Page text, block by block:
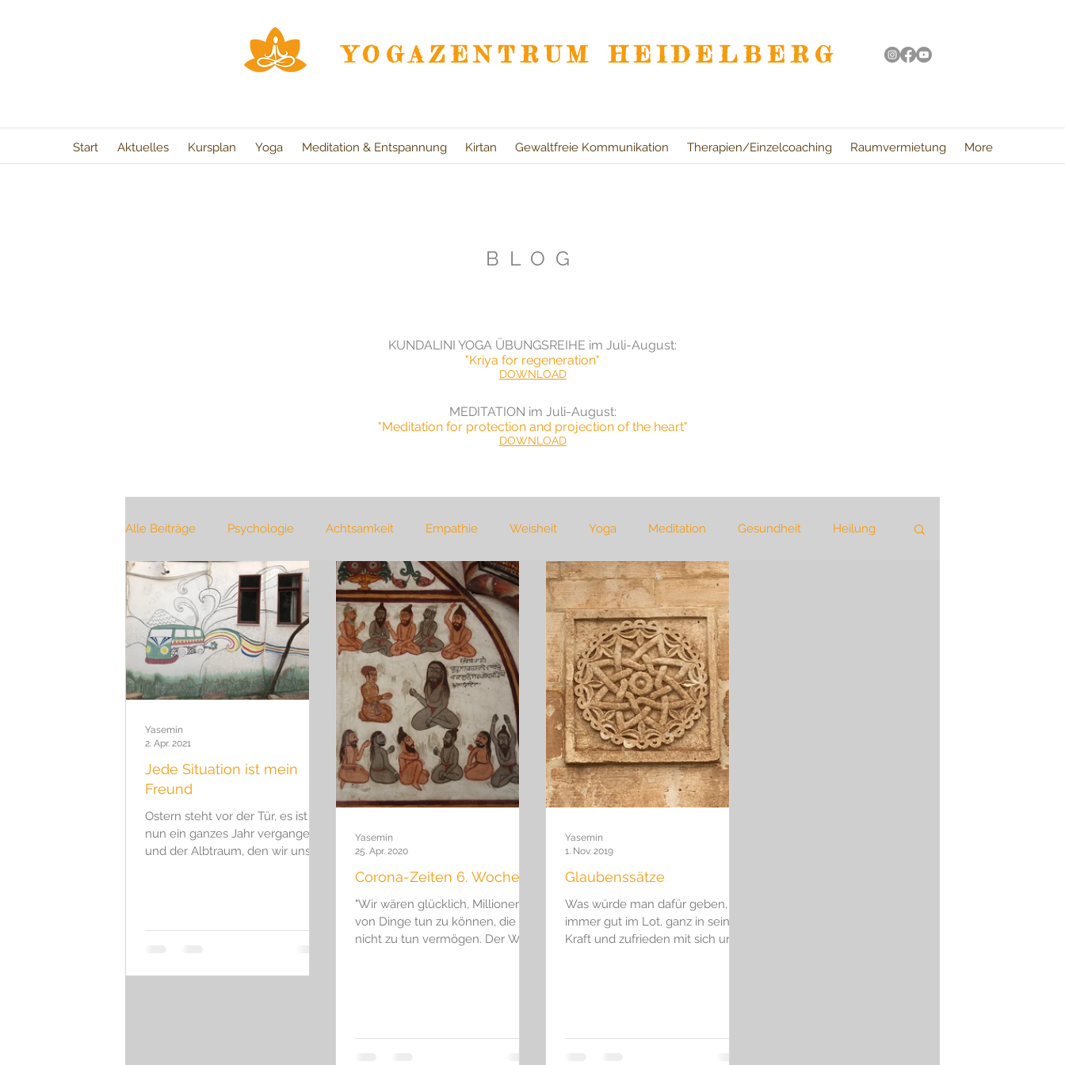
YOGAZENTRUM HEIDELBERG
Start Aktuelles Kursplan Yoga Meditation & Entspannung Kirtan Gewaltfreie Kommunikation Therapien/Einzelcoaching Raumvermietung More
BLOG
KUNDALINI YOGA ÜBUNGSREIHE im Juli-August:
"Kriya for regeneration"
DOWNLOAD
MEDITATION im Juli-August:
"Meditation for protection and projection of the heart"
DOWNLOAD
Alle Beiträge Psychologie Achtsamkeit Empathie Weisheit Yoga Meditation Gesundheit Heilung
Buchtipp Jahreszeiten Bücher Natur Reisen Selbsterfahrung gewaltfreie Kommunikation
Selbstverwirklichung Pranayama Frieden Tod Diskurs Soziologie Politik
Journalismus Nachrichten Spiritualität Trauern Reinkarnation
Jede Situation ist mein
Freund
Ostern steht vor der Tür, es ist
nun ein ganzes Jahr vergangen,
und der Albtraum, den wir uns
Yasemin
2. Apr. 2021
Corona-Zeiten 6. Woche
"Wir wären glücklich, Millionen
von Dinge tun zu können, die wir
nicht zu tun vermögen. Der Wille
Yasemin
25. Apr. 2020
Glaubenssätze
Was würde man dafür geben,
immer gut im Lot, ganz in seiner
Kraft und zufrieden mit sich und
Yasemin
1. Nov. 2019